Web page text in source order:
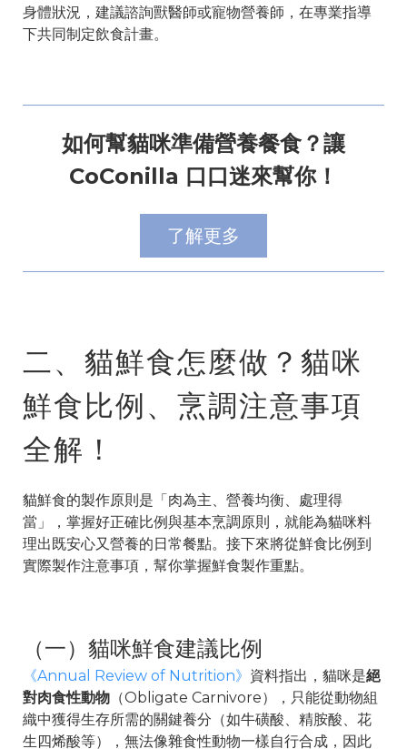
身體狀況，建議諮詢獸醫師或寵物營養師，在專業指導
下共同制定飲食計畫。
如何幫貓咪準備營養餐食？讓
CoConilla 口口迷來幫你！
了解更多
二、貓鮮食怎麼做？貓咪
鮮食比例、烹調注意事項
全解！
貓鮮食的製作原則是「肉為主、營養均衡、處理得
當」，掌握好正確比例與基本烹調原則，就能為貓咪料
理出既安心又營養的日常餐點。接下來將從鮮食比例到
實際製作注意事項，幫你掌握鮮食製作重點。
（一）貓咪鮮食建議比例
《Annual Review of Nutrition》 資料指出，貓咪是絕
對肉食性動物 （Obligate Carnivore），只能從動物組
織中獲得生存所需的關鍵養分（如牛磺酸、精胺酸、花
生四烯酸等），無法像雜食性動物一樣自行合成，因此